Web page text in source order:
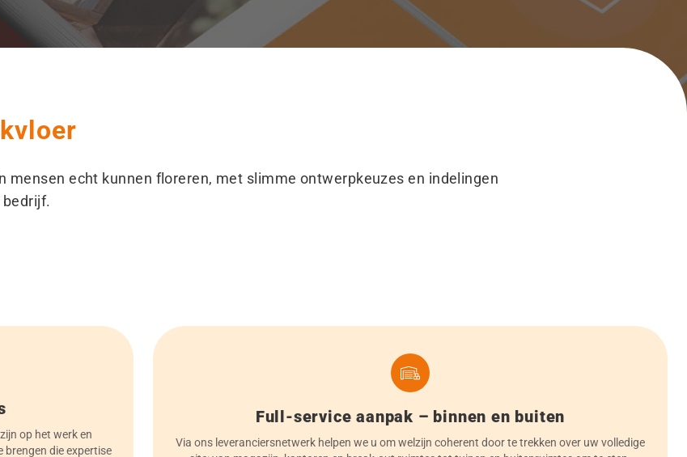
mensen echt kunnen floreren, met slimme ontwerpkeuzes en indelingen
op het werk en
brengen die expertise
Full-service aanpak – binnen en buiten
Via ons leveranciersnetwerk helpen we u om welzijn coherent door te trekken over uw volledige